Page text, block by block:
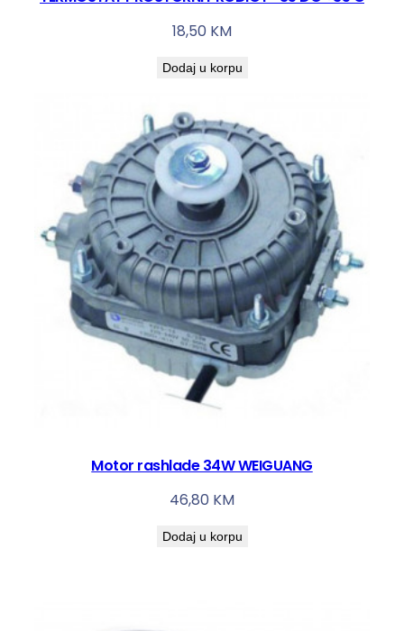
18,50 KM
Dodaj u korpu
Motor rashlade 34W WEIGUANG
46,80 KM
Dodaj u korpu